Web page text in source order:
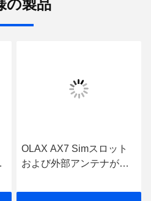
の製品
OLAX AX7 Simスロット
および外部アンテナが付
CPE Wifiのルーター4